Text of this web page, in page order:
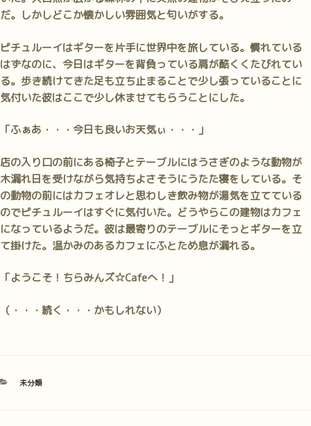
だ。しかしどこか懐かしい雰囲気と匂いがする。
ピチュルーイはギターを片手に世界中を旅している。慣れている
はずなのに、今日はギターを背負っている肩が酷くくたびれてい
る。歩き続けてきた足も立ち止まることで少し張っていることに
気付いた彼はここで少し休ませてもらうことにした。
「ふぁあ・・・今日も良いお天気ぃ・・・」
店の入り口の前にある椅子とテーブルにはうさぎのような動物が
木漏れ日を受けながら気持ちよさそうにうたた寝をしている。そ
の動物の前にはカフェオレと思わしき飲み物が湯気を立てている
のでピチュルーイはすぐに気付いた。どうやらこの建物はカフェ
になっているようだ。彼は最寄りのテーブルにそっとギターを立
て掛けた。温かみのあるカフェにふとため息が漏れる。
「ようこそ！ちらみんズ☆Cafeへ！」
（・・・続く・・・かもしれない）
カ
未分類